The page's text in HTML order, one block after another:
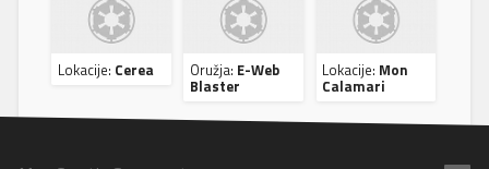
Lokacije: Cerea Oružja: E-Web
Blaster
Lokacije: Mon
Calamari